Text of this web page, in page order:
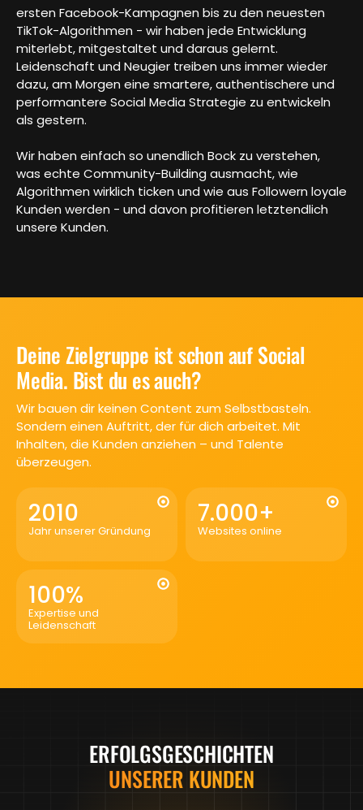
ersten Facebook-Kampagnen bis zu den neuesten
TikTok-Algorithmen - wir haben jede Entwicklung
miterlebt, mitgestaltet und daraus gelernt.
Leidenschaft und Neugier treiben uns immer wieder
dazu, am Morgen eine smartere, authentischere und
performantere Social Media Strategie zu entwickeln
als gestern.
Wir haben einfach so unendlich Bock zu verstehen,
was echte Community-Building ausmacht, wie
Algorithmen wirklich ticken und wie aus Followern loyale
Kunden werden - und davon profitieren letztendlich
unsere Kunden.
Deine Zielgruppe ist schon auf Social
Media. Bist du es auch?
Wir bauen dir keinen Content zum Selbstbasteln.
Sondern einen Auftritt, der für dich arbeitet. Mit
Inhalten, die Kunden anziehen – und Talente
überzeugen.
2010
Jahr unserer Gründung
7.000+
Websites online
100%
Expertise und
Leidenschaft
ERFOLGSGESCHICHTEN
UNSERER KUNDEN